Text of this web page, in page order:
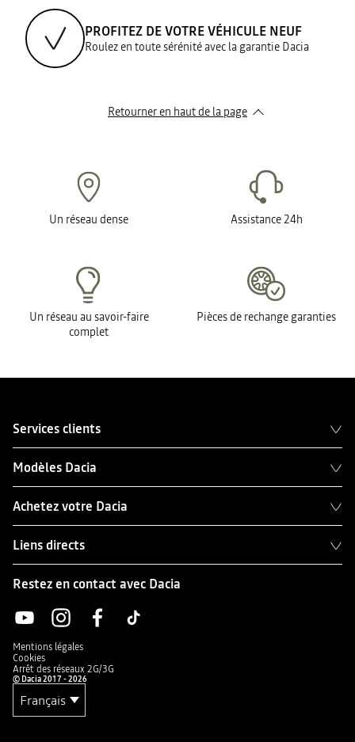
PROFITEZ DE VOTRE VÉHICULE NEUF
Roulez en toute sérénité avec la garantie Dacia
Retourner en haut de la page
Un réseau dense Assistance 24h
Un réseau au savoir-faire
complet
Pièces de rechange garanties
Services clients
Modèles Dacia
Achetez votre Dacia
Liens directs
Restez en contact avec Dacia
Mentions légales
Cookies
Arrêt des réseaux 2G/3G
© Dacia 2017 - 2026